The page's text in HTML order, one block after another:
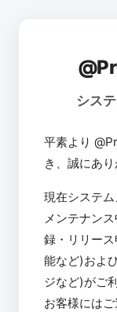
シス
平素より
き、誠にあり
現在システム
メンテナン
録・リリー
能など)およ
ジなど)がご
お客様には